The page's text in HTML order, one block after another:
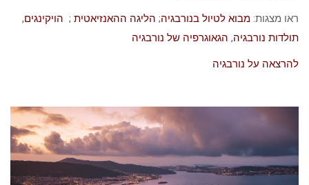
ראו מצגות: מבוא לטיול בנורבגיה; הליגה ההאנזיאטית ; הויקינגים,
תולדות נורבגיה, הגאוגרפיה של נורבגיה
להרצאה על נורבגיה